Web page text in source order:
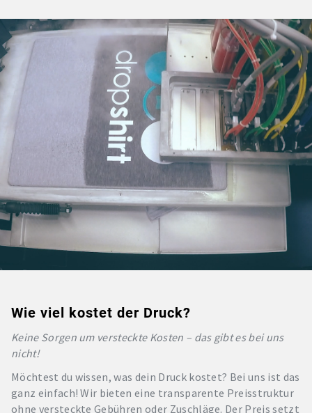
Wie viel kostet der Druck?
Keine Sorgen um versteckte Kosten – das gibt es bei uns
nicht!
Möchtest du wissen, was dein Druck kostet? Bei uns ist das
ganz einfach! Wir bieten eine transparente Preisstruktur
ohne versteckte Gebühren oder Zuschläge. Der Preis setzt